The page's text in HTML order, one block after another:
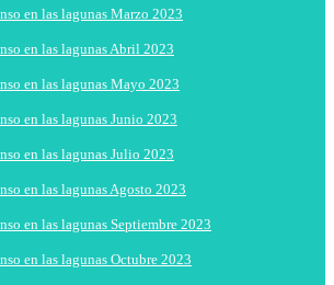
en las lagunas Marzo 2023
en las lagunas Abril 2023
en las lagunas Mayo 2023
en las lagunas Junio 2023
en las lagunas Julio 2023
en las lagunas Agosto 2023
en las lagunas Septiembre 2023
en las lagunas Octubre 2023